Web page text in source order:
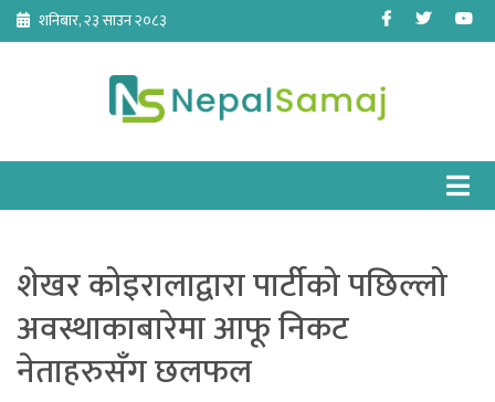
Skip
content
शनिबार, २३ साउन २०८३ Facebook
Twitter
शेखर कोइरालाद्वारा पार्टीको पछिल्लो
अवस्थाकाबारेमा आफू निकट
नेताहरुसँग छलफल